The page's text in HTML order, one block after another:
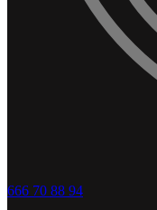
666 70 88 94